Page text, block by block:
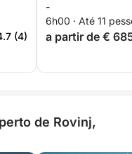
(4)
-
6h00 · Até 11
a partir de €
de Rovinj,